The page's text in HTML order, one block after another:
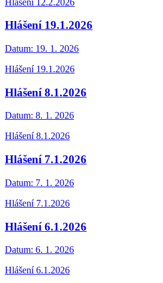
Hlášení 19.1.2026
Datum: 19. 1. 2026
Hlášení 19.1.2026
Hlášení 8.1.2026
Datum: 8. 1. 2026
Hlášení 8.1.2026
Hlášení 7.1.2026
Datum: 7. 1. 2026
Hlášení 7.1.2026
Hlášení 6.1.2026
Datum: 6. 1. 2026
Hlášení 6.1.2026